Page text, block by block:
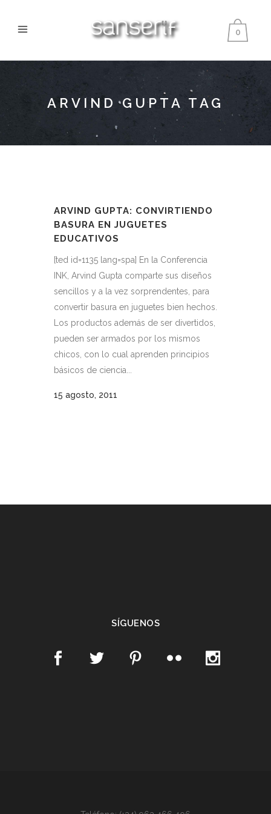
0
ARVIND GUPTA TAG
ARVIND GUPTA: CONVIRTIENDO
BASURA EN JUGUETES
EDUCATIVOS
[ted id=1135 lang=spa] En la Conferencia
INK, Arvind Gupta comparte sus diseños
sencillos y a la vez sorprendentes, para
convertir basura en juguetes bien hechos.
Los productos además de ser divertidos,
pueden ser armados por los mismos
chicos, con lo cual aprenden principios
básicos de ciencia...
15 agosto, 2011
SÍGUENOS